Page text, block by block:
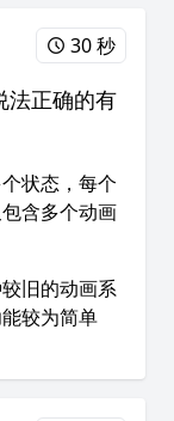
30 秒
正确的有
状态，每个
含多个动画
旧的动画系
较为简单